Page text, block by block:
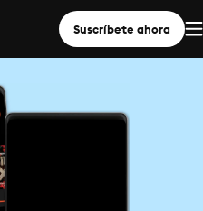
Suscríbete ahora